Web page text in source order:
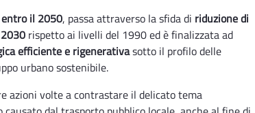
il 2050, passa attraverso la sfida di riduzione di
rispetto ai livelli del 1990 ed è finalizzata ad
efficiente e rigenerativasotto il profilo delle
urbano sostenibile.
azioni volte a contrastare il delicato tema